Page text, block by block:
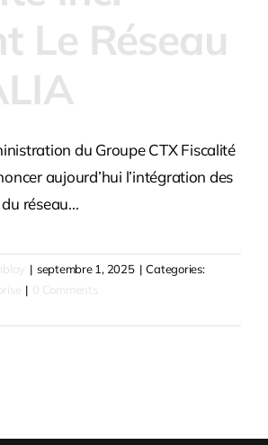
Le Réseau
du Groupe CTX Fiscalité
aujourd’hui l’intégration des
réseau...
| septembre 1, 2025 | Categories:
| 0 Comments